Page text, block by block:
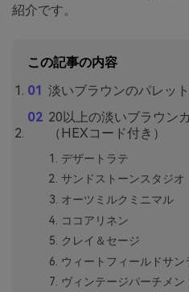
紹介です。
この記事の内容
淡いブラウンのパレッ
20以上の淡いブラウン
（HEXコード付き）
デザートラテ
サンドストーンスタジオ
オーツミルクミニマル
ココアリネン
クレイ＆セージ
ウィートフィールドサン
ヴィンテージパーチメン